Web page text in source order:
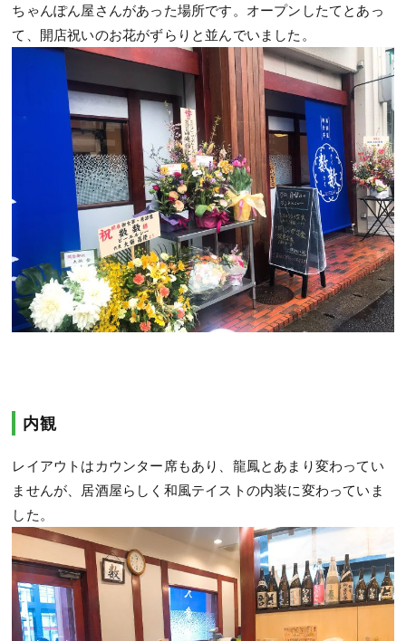
ちゃんぽん屋さんがあった場所です。オープンしたてとあっ
て、開店祝いのお花がずらりと並んでいました。
内観
レイアウトはカウンター席もあり、龍鳳とあまり変わってい
ませんが、居酒屋らしく和風テイストの内装に変わっていま
した。